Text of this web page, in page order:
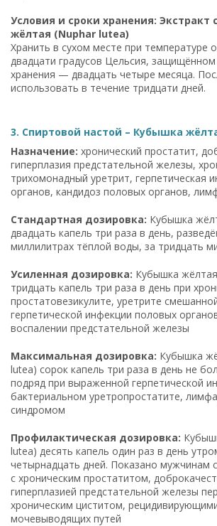
Условия и сроки хранения: Экстракт
жёлтая (Nuphar lutea)
Хранить в сухом месте при температуре
двадцати градусов Цельсия,
хранения — двадцать четыре месяца.
использовать в течение тридцати дней.
3. Спиртовой настой – Кубышка
Назначение: хронический простатит,
гиперплазия предстательной железы,
трихомонадный уретрит, герпетическая
органов, кандидоз половых органов,
Стандартная дозировка: Кубышка
двадцать капель три раза в день,
миллилитрах тёплой воды, за тридцать
Усиленная дозировка: Кубышка
тридцать капель три раза в день при
простатовезикулите, уретрите
герпетической инфекции половых
воспалении предстательной железы
Максимальная дозировка: Кубышка
lutea) сорок капель три раза в день не
подряд при выраженной герпетической
бактериальном уретропростатите,
синдромом
Профилактическая дозировка:
lutea) десять капель один раз в день
четырнадцать дней. Показано мужчинам
с хроническим простатитом,
гиперплазией предстательной железы
хроническим циститом,
мочевыводящих путей